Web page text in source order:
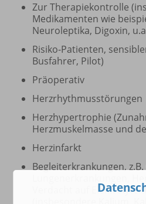
Zur Therapiekontrolle
Medikamenten wie
Neuroleptika, Digoxin,
Risiko-Patienten,
Busfahrer, Pilot)
Präoperativ
Herzrhythmusstörungen
Herzhypertrophie
Herzmuskelmasse und
Herzinfarkt
Begleiterkrankungen,
Verdacht auf